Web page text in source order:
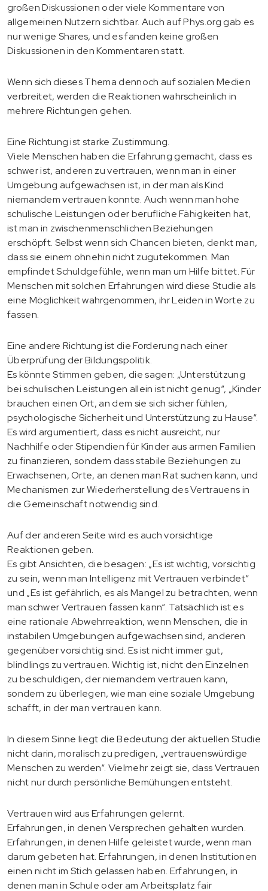
großen Diskussionen oder viele Kommentare von
allgemeinen Nutzern sichtbar. Auch auf Phys.org gab es
nur wenige Shares, und es fanden keine großen
Diskussionen in den Kommentaren statt.
Wenn sich dieses Thema dennoch auf sozialen Medien
verbreitet, werden die Reaktionen wahrscheinlich in
mehrere Richtungen gehen.
Eine Richtung ist starke Zustimmung.
Viele Menschen haben die Erfahrung gemacht, dass es
schwer ist, anderen zu vertrauen, wenn man in einer
Umgebung aufgewachsen ist, in der man als Kind
niemandem vertrauen konnte. Auch wenn man hohe
schulische Leistungen oder berufliche Fähigkeiten hat,
ist man in zwischenmenschlichen Beziehungen
erschöpft. Selbst wenn sich Chancen bieten, denkt man,
dass sie einem ohnehin nicht zugutekommen. Man
empfindet Schuldgefühle, wenn man um Hilfe bittet. Für
Menschen mit solchen Erfahrungen wird diese Studie als
eine Möglichkeit wahrgenommen, ihr Leiden in Worte zu
fassen.
Eine andere Richtung ist die Forderung nach einer
Überprüfung der Bildungspolitik.
Es könnte Stimmen geben, die sagen: „Unterstützung
bei schulischen Leistungen allein ist nicht genug“, „Kinder
brauchen einen Ort, an dem sie sich sicher fühlen,
psychologische Sicherheit und Unterstützung zu Hause“.
Es wird argumentiert, dass es nicht ausreicht, nur
Nachhilfe oder Stipendien für Kinder aus armen Familien
zu finanzieren, sondern dass stabile Beziehungen zu
Erwachsenen, Orte, an denen man Rat suchen kann, und
Mechanismen zur Wiederherstellung des Vertrauens in
die Gemeinschaft notwendig sind.
Auf der anderen Seite wird es auch vorsichtige
Reaktionen geben.
Es gibt Ansichten, die besagen: „Es ist wichtig, vorsichtig
zu sein, wenn man Intelligenz mit Vertrauen verbindet“
und „Es ist gefährlich, es als Mangel zu betrachten, wenn
man schwer Vertrauen fassen kann“. Tatsächlich ist es
eine rationale Abwehrreaktion, wenn Menschen, die in
instabilen Umgebungen aufgewachsen sind, anderen
gegenüber vorsichtig sind. Es ist nicht immer gut,
blindlings zu vertrauen. Wichtig ist, nicht den Einzelnen
zu beschuldigen, der niemandem vertrauen kann,
sondern zu überlegen, wie man eine soziale Umgebung
schafft, in der man vertrauen kann.
In diesem Sinne liegt die Bedeutung der aktuellen Studie
nicht darin, moralisch zu predigen, „vertrauenswürdige
Menschen zu werden“. Vielmehr zeigt sie, dass Vertrauen
nicht nur durch persönliche Bemühungen entsteht.
Vertrauen wird aus Erfahrungen gelernt.
Erfahrungen, in denen Versprechen gehalten wurden.
Erfahrungen, in denen Hilfe geleistet wurde, wenn man
darum gebeten hat. Erfahrungen, in denen Institutionen
einen nicht im Stich gelassen haben. Erfahrungen, in
denen man in Schule oder am Arbeitsplatz fair